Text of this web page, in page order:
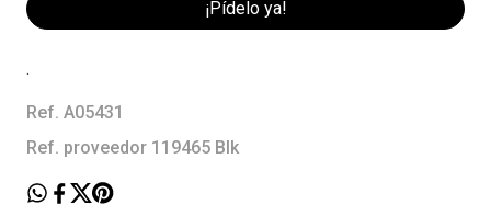
¡Pídelo ya!
.
Ref. A05431
Ref. proveedor 119465 Blk